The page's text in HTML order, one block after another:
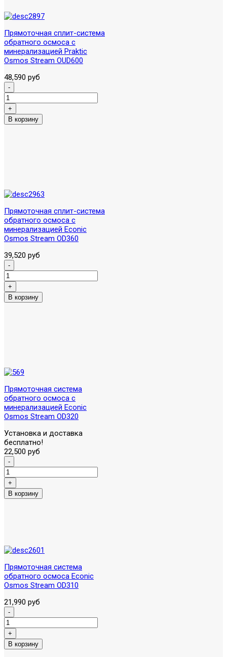
Прямоточная сплит-система
обратного осмоса с
минерализацией Praktic
Osmos Stream OUD600
48,590 руб
Прямоточная сплит-система
обратного осмоса с
минерализацией Econic
Osmos Stream OD360
39,520 руб
Прямоточная система
обратного осмоса с
минерализацией Econic
Osmos Stream OD320
Установка и доставка
бесплатно!
22,500 руб
Прямоточная система
обратного осмоса Econic
Osmos Stream OD310
21,990 руб